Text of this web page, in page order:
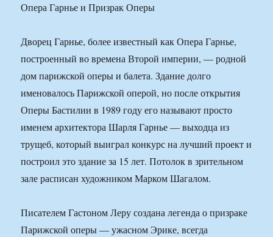
Опера Гарнье и Призрак Оперы
Дворец Гарнье, более известный как Опера Гарнье,
построенный во времена Второй империи, — родной
дом парижской оперы и балета. Здание долго
именовалось Парижской оперой, но после открытия
Оперы Бастилии в 1989 году его называют просто
именем архитектора Шарля Гарнье — выходца из
трущеб, который выиграл конкурс на лучший проект и
построил это здание за 15 лет. Потолок в зрительном
зале расписан художником Марком Шагалом.
Писателем Гастоном Леру создана легенда о призраке
Парижской оперы — ужасном Эрике, всегда